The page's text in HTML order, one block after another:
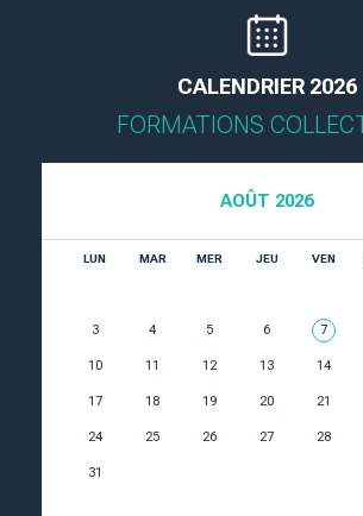
CALENDRIER 2026
FORMATIONS
AOÛT 2026
LUN MAR MER JEU VEN
3 4 5 6 7
10 11 12 13 14
17 18 19 20 21
24 25 26 27 28
31